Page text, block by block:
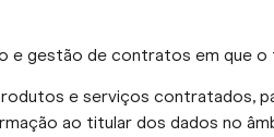
e gestão de contratos em que
e serviços contratados,
ao titular dos dados no